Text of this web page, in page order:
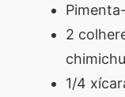
2
1/4